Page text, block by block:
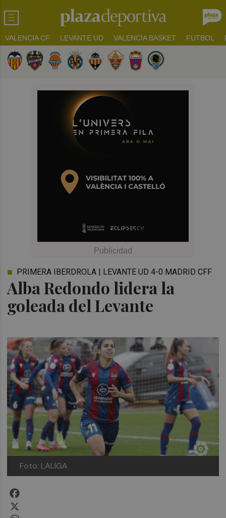
VALENCIA CF LEVANTE UD VALENCIA BASKET FUTBOL
Alba Redondo lidera la
goleada del Levante
PRIMERA IBERDROLA | LEVANTE UD 4-0 MADRID CFF
Foto: LALIGA